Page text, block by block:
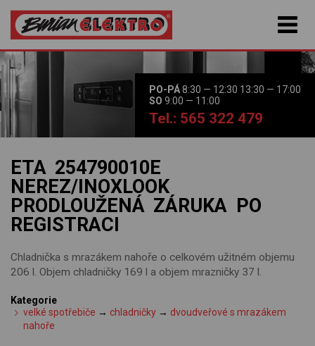
PO-PÁ8:30 — 12:30 13:30 — 17:00
SO 9:00 — 11:00
Tel.: 565 322 479
ETA 254790010E
NEREZ/INOXLOOK
PRODLOUŽENÁ ZÁRUKA PO
REGISTRACI
Chladnička s mrazákem nahoře o celkovém užitném objemu
206 l. Objem chladničky 169 l a objem mrazničky 37 l.
Kategorie
velké spotřebiče → chladničky → dvoudveřové s mrazákem
nahoře